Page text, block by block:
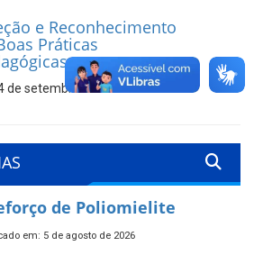
e Reconhecimento
Práticas
de setembro de 2025
de Poliomielite
em: 5 de agosto de 2026